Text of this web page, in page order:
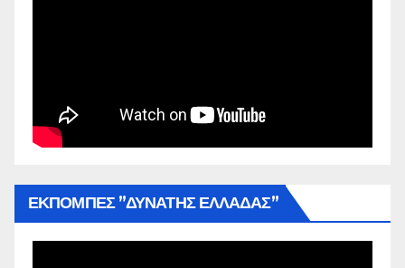
ΕΚΠΟΜΠΕΣ ”ΔΥΝΑΤΗΣ ΕΛΛΑΔΑΣ”